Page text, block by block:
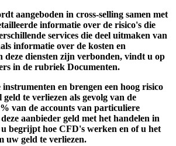
aangeboden in cross-selling samen met
informatie over de risico's die
services die deel uitmaken van
informatie over de kosten en
deze diensten zijn verbonden, vindt u op
in de rubriek Documenten.
en brengen een hoog risico
geld te verliezen als gevolg van de
van de accounts van particuliere
aanbieder geld met het handelen in
begrijpt hoe CFD's werken en of u het
uw geld te verliezen.